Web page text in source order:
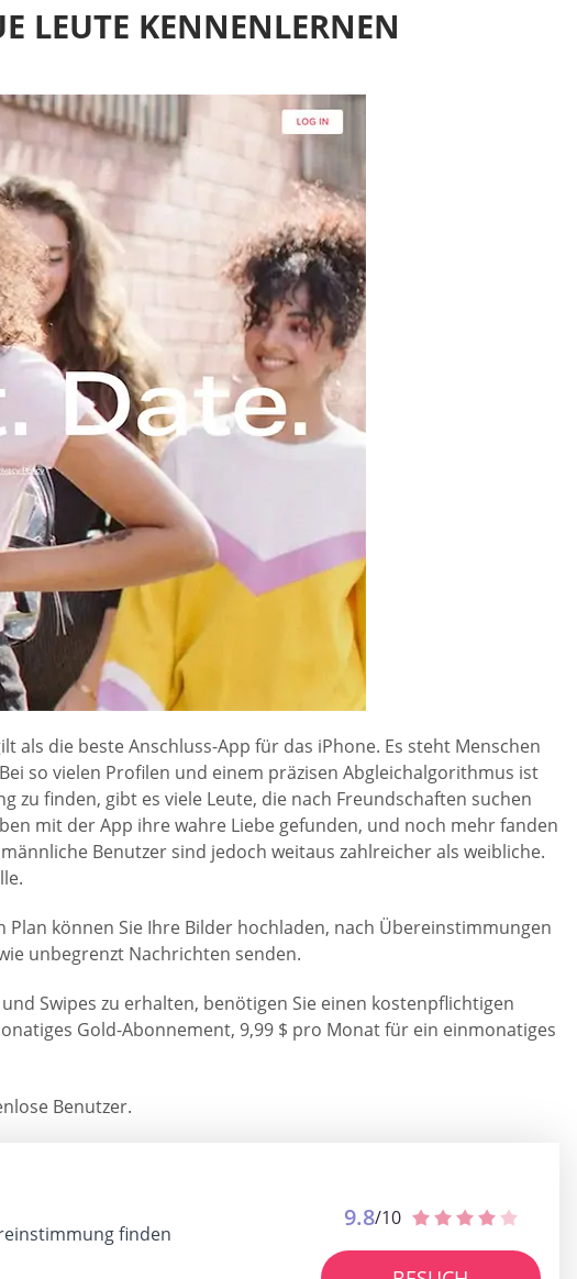
LEUTE KENNENLERNEN
die beste Anschluss-App für das iPhone. Es steht Menschen
so vielen Profilen und einem präzisen Abgleichalgorithmus ist
zu finden, gibt es viele Leute, die nach Freundschaften suchen
mit der App ihre wahre Liebe gefunden, und noch mehr fanden
Benutzer sind jedoch weitaus zahlreicher als weibliche.
können Sie Ihre Bilder hochladen, nach Übereinstimmungen
unbegrenzt Nachrichten senden.
Swipes zu erhalten, benötigen Sie einen kostenpflichtigen
Gold-Abonnement, 9,99 $ pro Monat für ein einmonatiges
Benutzer.
finden
9.8/10